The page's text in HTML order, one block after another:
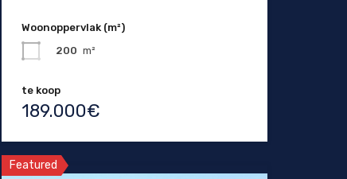
Woonoppervlak (m²)
200 m²
te koop
189.000€
Featured